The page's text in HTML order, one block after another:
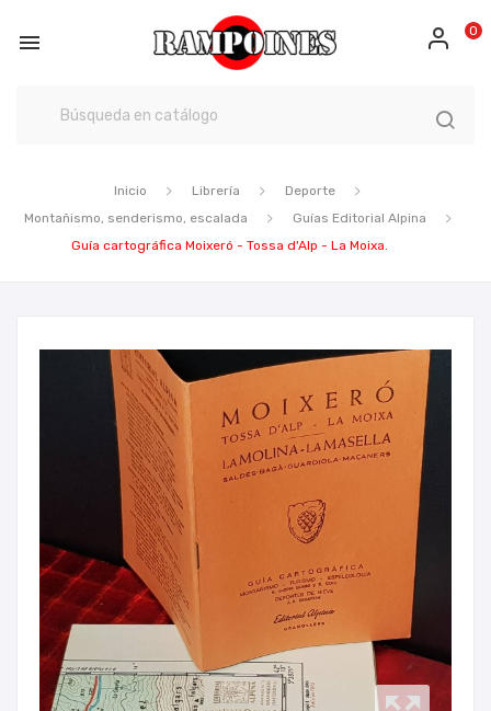
 0
Inicio Librería
Deporte
Montañismo, senderismo, escalada
Guías Editorial Alpina
Guía cartográfica Moixeró - Tossa d'Alp - La Moixa.